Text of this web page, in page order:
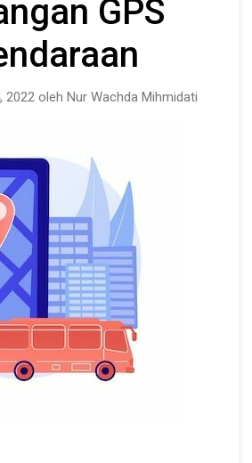
GPS
2022 oleh Nur Wachda Mihmidati